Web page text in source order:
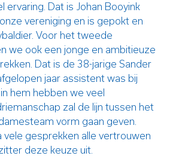
ervaring. Dat is Johan Booyink
vereniging en is gepokt en
Voor het tweede
we ook een jonge en ambitieuze
Dat is de 38-jarige Sander
jaar assistent was bij
hem hebben we veel
zal de lijn tussen het
vorm gaan geven.
vele gesprekken alle vertrouwen
deze keuze uit.